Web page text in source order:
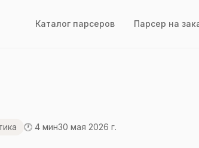
Каталог парсеров Парсер на
🕐 4 мин30 мая 2026 г.